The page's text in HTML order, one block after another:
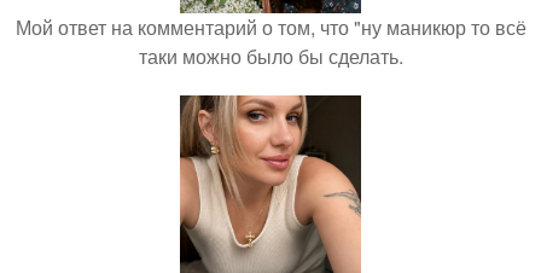
Мой ответ на комментарий о том, что "ну маникюр то всё
таки можно было бы сделать.